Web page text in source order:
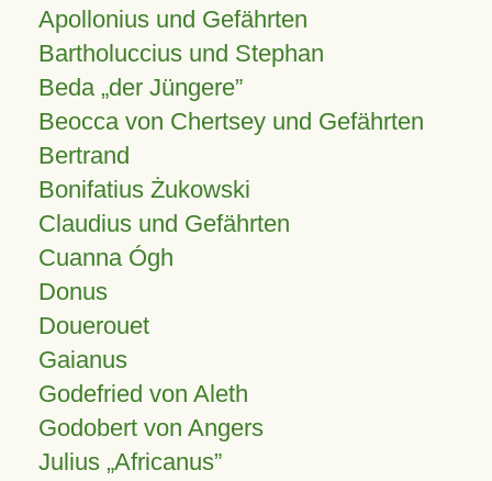
Apollonius und Gefährten
Bartholuccius und Stephan
Beda „der Jüngere”
Beocca von Chertsey und Gefährten
Bertrand
Bonifatius Żukowski
Claudius und Gefährten
Cuanna Ógh
Donus
Douerouet
Gaianus
Godefried von Aleth
Godobert von Angers
Julius Africanus